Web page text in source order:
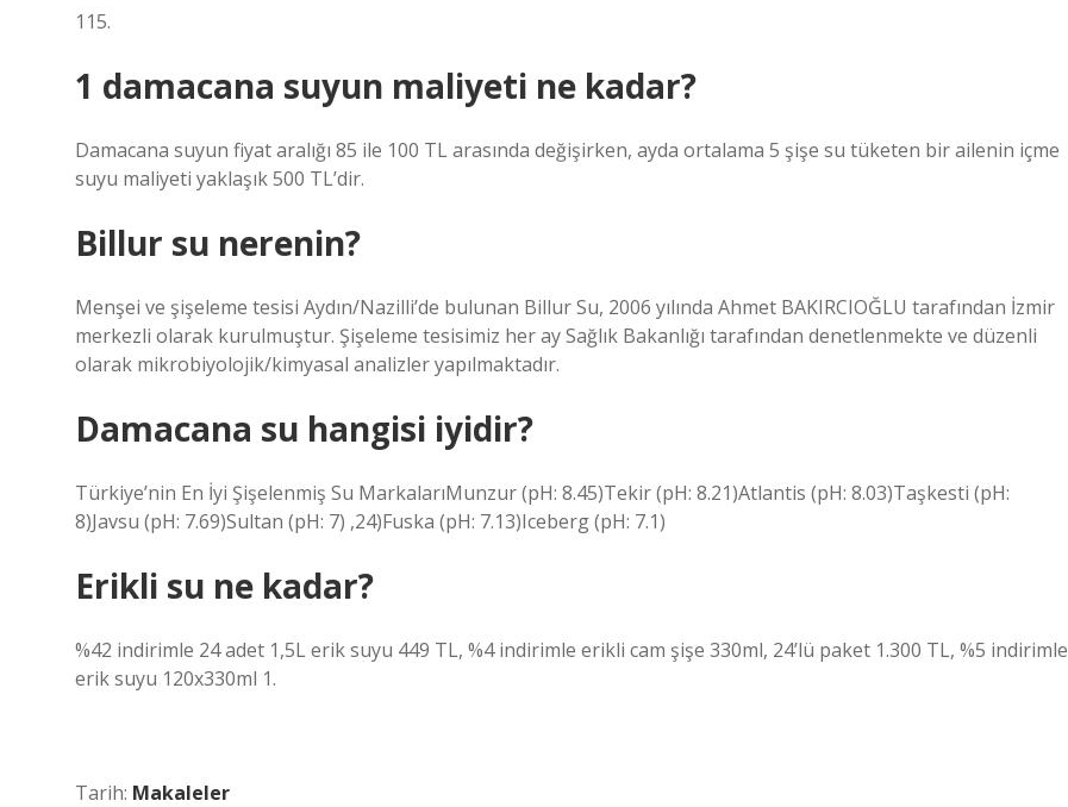
115.
1 damacana suyun maliyeti ne kadar?
Damacana suyun fiyat aralığı 85 ile 100 TL arasında değişirken, ayda ortalama 5 şişe su tüketen bir ailenin içme
suyu maliyeti yaklaşık 500 TL’dir.
Billur su nerenin?
Menşei ve şişeleme tesisi Aydın/Nazilli’de bulunan Billur Su, 2006 yılında Ahmet BAKIRCIOĞLU tarafından İzmir
merkezli olarak kurulmuştur. Şişeleme tesisimiz her ay Sağlık Bakanlığı tarafından denetlenmekte ve düzenli
olarak mikrobiyolojik/kimyasal analizler yapılmaktadır.
Damacana su hangisi iyidir?
Türkiye’nin En İyi Şişelenmiş Su MarkalarıMunzur (pH: 8.45)Tekir (pH: 8.21)Atlantis (pH: 8.03)Taşkesti (pH:
8)Javsu (pH: 7.69)Sultan (pH: 7) ,24)Fuska (pH: 7.13)Iceberg (pH: 7.1)
Erikli su ne kadar?
%42 indirimle 24 adet 1,5L erik suyu 449 TL, %4 indirimle erikli cam şişe 330ml, 24’lü paket 1.300 TL, %5 indirimle
erik suyu 120x330ml 1.
Tarih: Makaleler